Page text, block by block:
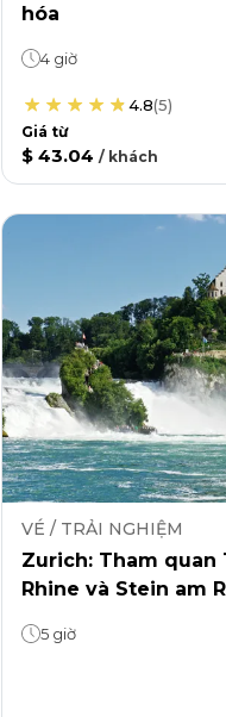
hóa
4 giờ
4.8(5)
Giá từ
$ 43.04 / khách
VÉ / TRẢI NGHIỆM
Zurich: Tham quan
Rhine và Stein am
5 giờ